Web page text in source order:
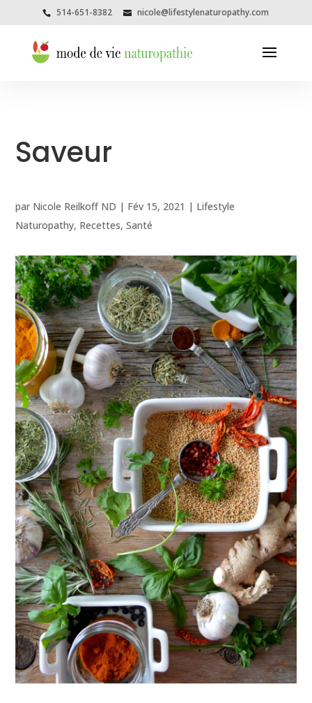
514-651-8382 nicole@lifestylenaturopathy.com
Saveur
par Nicole Reilkoff ND | Fév 15, 2021 | Lifestyle
Naturopathy, Recettes,Santé